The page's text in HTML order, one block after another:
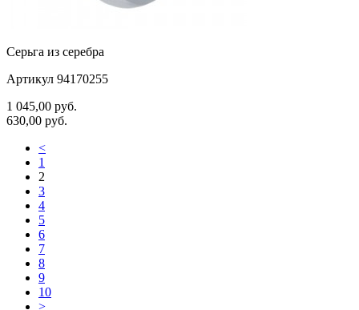
Серьга из серебра
Артикул 94170255
1 045,00 руб.
630,00 руб.
<
1
2
3
4
5
6
7
8
9
10
>